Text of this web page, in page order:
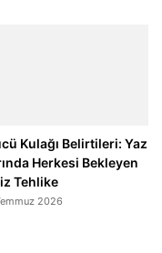
Kulağı Belirtileri: Yaz
Herkesi Bekleyen
Tehlike
2026